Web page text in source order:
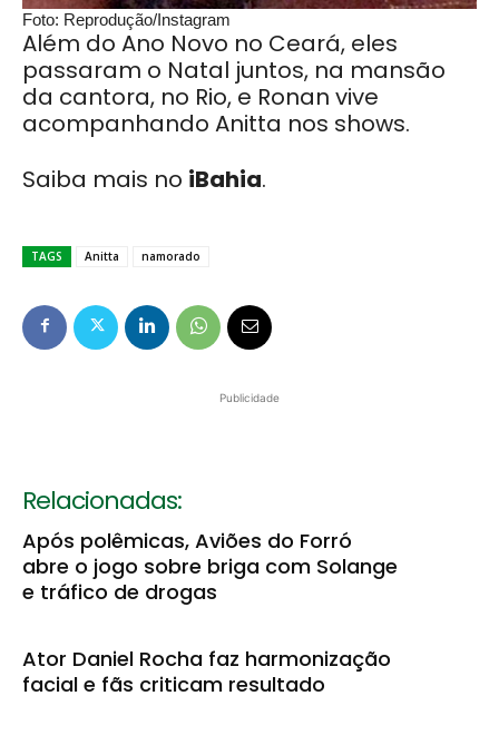
Foto: Reprodução/Instagram
Além do Ano Novo no Ceará, eles
passaram o Natal juntos, na mansão
da cantora, no Rio, e Ronan vive
acompanhando Anitta nos shows.
Saiba mais no iBahia.
TAGS Anitta namorado
Publicidade
Relacionadas:
Após polêmicas, Aviões do Forró
abre o jogo sobre briga com Solange
e tráfico de drogas
Ator Daniel Rocha faz harmonização
facial e fãs criticam resultado